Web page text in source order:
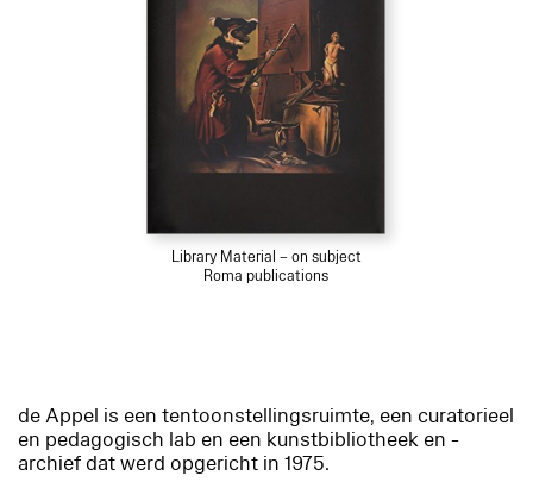
Library Material – on subject
Roma publications
de Appel is een tentoonstellingsruimte, een curatorieel
en pedagogisch lab en een kunstbibliotheek en -
archief dat werd opgericht in 1975.